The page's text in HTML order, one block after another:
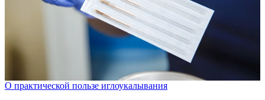
О практической пользе иглоукалывания